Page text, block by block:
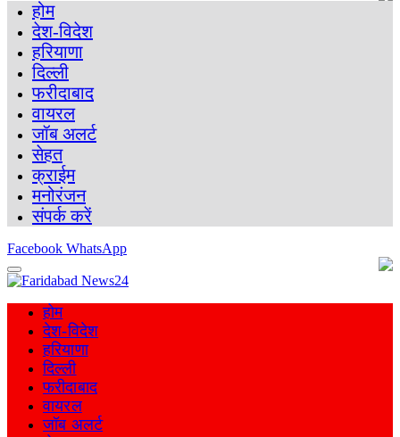
होम
देश-विदेश
हरियाणा
दिल्ली
फरीदाबाद
वायरल
जॉब अलर्ट
सेहत
क्राईम
मनोरंजन
संपर्क करें
Facebook WhatsApp
होम
देश-विदेश
हरियाणा
दिल्ली
फरीदाबाद
वायरल
जॉब अलर्ट